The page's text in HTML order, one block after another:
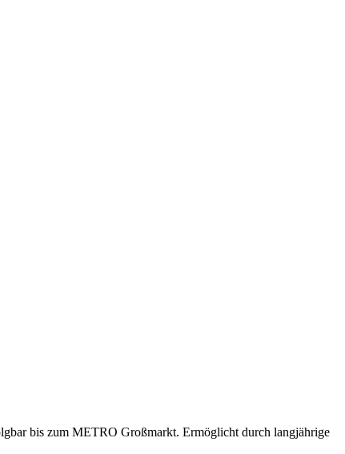
bis zum METRO Großmarkt. Ermöglicht durch langjährige